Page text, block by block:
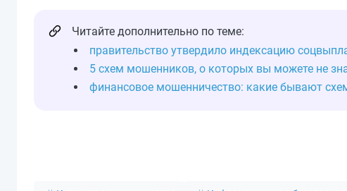
Читайте дополнительно по теме:
правительство утвердило индексацию
5 схем мошенников, о которых вы можете не
финансовое мошенничество: какие бывают